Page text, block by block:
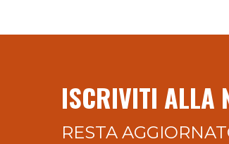
ISCRIVITI ALLA
RESTA